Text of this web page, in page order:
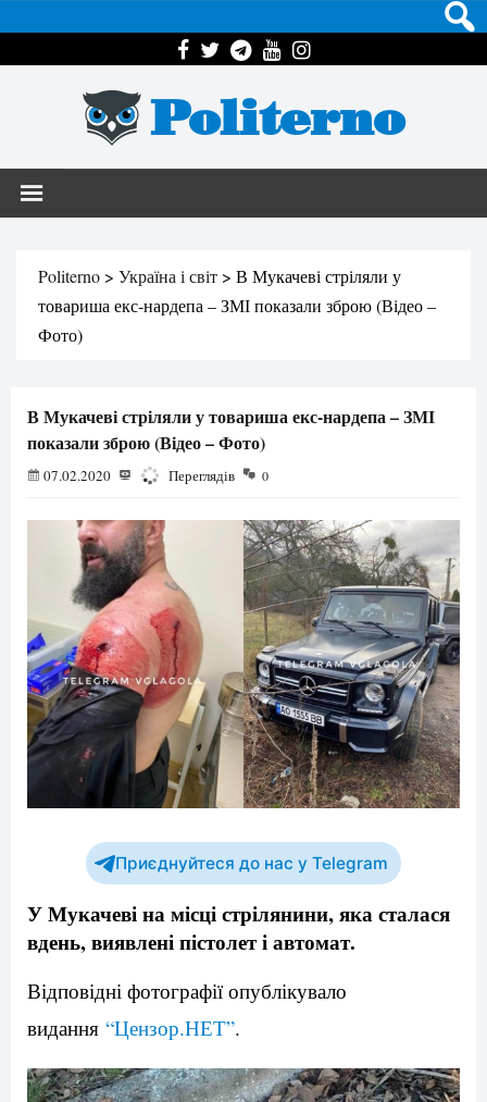
Politerno
Politerno > Україна і світ > В Мукачеві стріляли у
товариша екс-нардепа – ЗМІ показали зброю (Відео –
Фото)
В Мукачеві стріляли у товариша екс-нардепа – ЗМІ
показали зброю (Відео – Фото)
07.02.2020 1852 Переглядів 0
Приєднуйтеся до нас у Telegram
У Мукачеві на місці стрілянини, яка сталася
вдень, виявлені пістолет і автомат.
Відповідні фотографії опублікувало
видання “Цензор.НЕТ”.